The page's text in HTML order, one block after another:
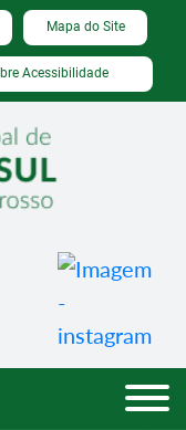
Mapa do Site
Acessibilidade